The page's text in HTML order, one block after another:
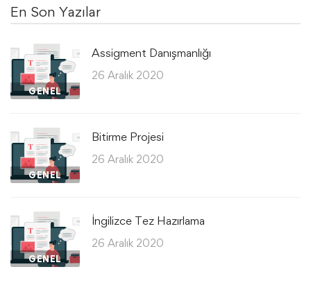
En Son Yazılar
GENEL
Assigment Danışmanlığı
26 Aralık 2020
GENEL
Bitirme Projesi
26 Aralık 2020
GENEL
İngilizce Tez Hazırlama
26 Aralık 2020